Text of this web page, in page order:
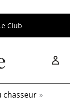
Club
chasseur